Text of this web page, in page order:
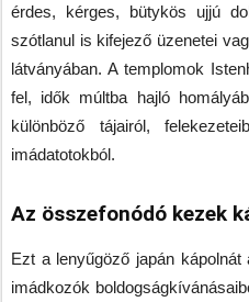
érdes, kérges, bütykös ujjú
szótlanul is kifejező üzenetei
látványában. A templomok
fel, idők múltba hajló
különböző tájairól,
imádatotokból.
Az összefonódó kezek
Ezt a lenyűgöző japán
imádkozók